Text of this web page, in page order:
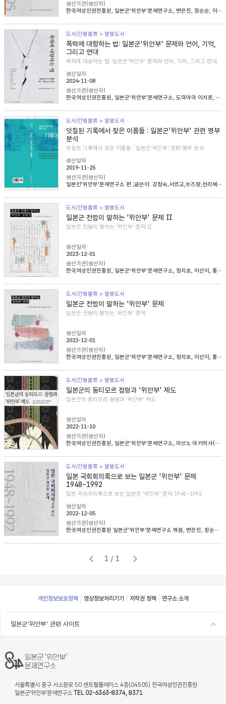
생산기관(생산자)
한국여성인권진흥원, 일본군'위안부'문제연구소, 변은진, 장순순, 이태준, 조경희
도서/간행물류 > 발행도서
폭력에 대항하는 법: 일본군'위안부' 문제와 언어, 기억,
그리고 연대
폭력에 대항하는 법: 일본군'위안부' 문제와 언어, 기억, 그리고 연대
생산일자
2024-11-08
생산기관(생산자)
한국여성인권진흥원, 일본군'위안부'문제연구소, 도미야마 이치로, 니콜라 헨리, 송혜림, 문지희, 임우경, 임경화, 심아정, 마치다 타카시, 정용숙, 헬렌 스캔런
도서/간행물류 > 발행도서
덧칠된 기록에서 찾은 이름들 : 일본군'위안부' 관련 명부
분석
덧칠된 기록에서 찾은 이름들 : 일본군'위안부' 관련 명부 분석
생산일자
2019-11-25
생산기관(생산자)
일본인'위안부'문제연구소 편 ;글쓴이: 강정숙,서민교,쑤즈량,천리페이,윤명숙,최종길,한혜인
도서/간행물류 > 발행도서
일본군 전범이 말하는 '위안부' 문제 Ⅱ
일본군 전범이 말하는 '위안부' 문제 Ⅱ
생산일자
2023-12-01
생산기관(생산자)
한국여성인권진흥원, 일본군'위안부'문제연구소, 정지호, 이선이, 홍영미, 김승래
도서/간행물류 > 발행도서
일본군 전범이 말하는 '위안부' 문제
일본군 전범이 말하는 '위안부' 문제
생산일자
2022-12-01
생산기관(생산자)
한국여성인권진흥원, 일본군'위안부'문제연구소, 정지호, 이선이, 홍영미, 김승래
도서/간행물류 > 발행도서
일본군의 동티모르 점령과 '위안부' 제도
일본군의 동티모르 점령과 '위안부' 제도
생산일자
2022-11-10
생산기관(생산자)
한국여성인권진흥원, 일본군'위안부'문제연구소, 마쓰노 아키히사(松野明久), 이승희
도서/간행물류 > 발행도서
일본 국회회의록으로 보는 일본군 '위안부' 문제
1948~1992
일본 국회회의록으로 보는 일본군 '위안부' 문제 1948~1992
생산일자
2022-12-05
생산기관(생산자)
한국여성인권진흥원 일본군'위안부'문제연구소 엮음, 변은진, 장순순, 이태규 옮김
1/1
Footer
개인정보보호정책 영상정보처리기기 저작권 정책 연구소 소개
일본군'위안부' 관련 사이트
서울특별시 중구 서소문로 50 센트럴플레이스 4층(04505) 한국여성인권진흥원
일본군‘위안부’문제연구소 TEL 02-6363-8374, 8371